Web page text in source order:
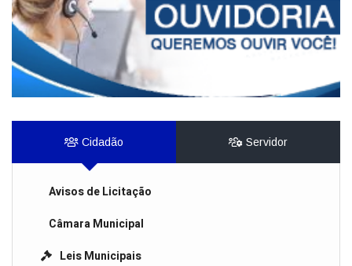
Cidadão Servidor
Avisos de Licitação
Câmara Municipal
Leis Municipais